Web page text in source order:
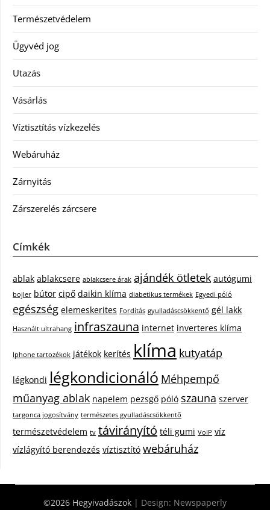
Természetvédelem
Ügyvéd jog
Utazás
Vásárlás
Víztisztítás vízkezelés
Webáruház
Zárnyitás
Zárszerelés zárcsere
Címkék
ablak ablakcsere ablakcsere árak ajándék ötletek autógumi
bojler bútor cipő daikin klíma diabetikus termékek Egyedi póló
egészség elemeskerites Fordítás gyulladáscsökkentő gél lakk
Használt ultrahang infraszauna internet inverteres klíma
Iphone tartozékok játékok kerítés klíma kutyatáp
légkondi légkondicionáló Méhpempő
műanyag ablak napelem pezsgő póló szauna szerver
targonca jogosítvány természetes gyulladáscsökkentő
természetvédelem tv távirányító téli gumi VoIP víz
vízlágyító berendezés víztisztító webáruház
©2026 Hegyivadászok | Design: Newspaperly